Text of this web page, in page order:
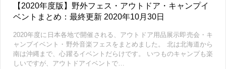
【2020年度版】野外フェス・アウトドア・キャンプイ
ベントまとめ：最終更新 2020年10月30日
2020年度に日本各地で開催される、アウトドア用品展示即売会・キ
ャンプイベント・野外音楽フェスをまとめました。 北は北海道から
南は沖縄まで、心躍るイベントだらけです。 いつものキャンプも楽
しいですが、アウトドアイベントで…